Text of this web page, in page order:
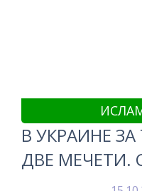
В УКРАИНЕ
ДВЕ МЕЧЕТИ.